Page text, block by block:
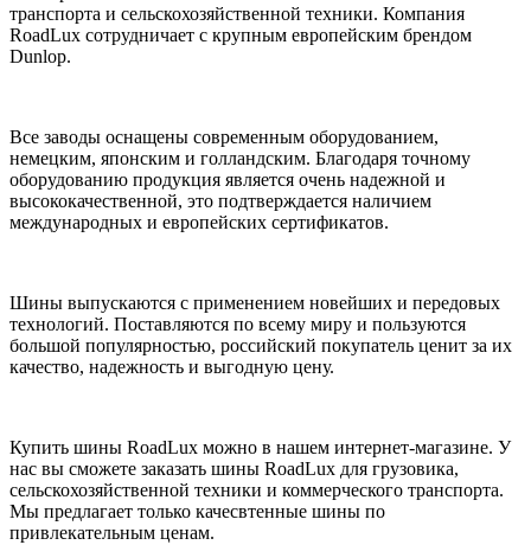
транспорта и сельскохозяйственной техники. Компания
RoadLux сотрудничает с крупным европейским брендом
Dunlop.
Все заводы оснащены современным оборудованием,
немецким, японским и голландским. Благодаря точному
оборудованию продукция является очень надежной и
высококачественной, это подтверждается наличием
международных и европейских сертификатов.
Шины выпускаются с применением новейших и передовых
технологий. Поставляются по всему миру и пользуются
большой популярностью, российский покупатель ценит за их
качество, надежность и выгодную цену.
Купить шины RoadLux можно в нашем интернет-магазине. У
нас вы сможете заказать шины RoadLux для грузовика,
сельскохозяйственной техники и коммерческого транспорта.
Мы предлагает только качесвтенные шины по
привлекательным ценам.